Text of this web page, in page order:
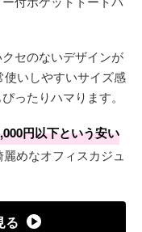
セのないデザインが
いしやすいサイズ感
ったりハマります。
円以下という安い
めなオフィスカジュ
る